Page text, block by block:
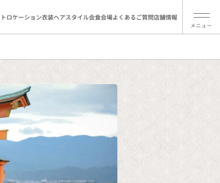
ロケーション衣装ヘアスタイル会食会場よくあるご質問店舗情報